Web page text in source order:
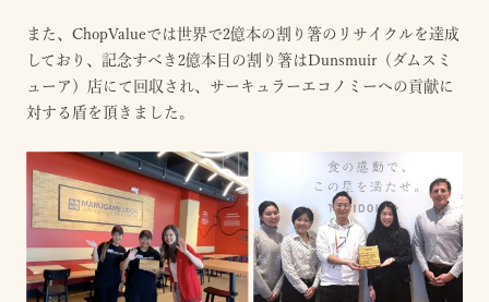
また、ChopValueでは世界で2億本の割り箸のリサイクルを達成
しており、記念すべき2億本目の割り箸はDunsmuir（ダムスミ
ューア）店にて回収され、サーキュラーエコノミーへの貢献に
対する盾を頂きました。